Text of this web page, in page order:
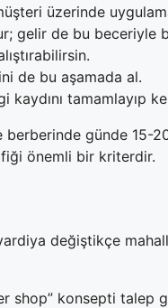
üzerinde
gelir de bu beceriyle
de bu aşamada al.
kaydını tamamlayıp
berberinde günde 15-
önemli bir kriterdir.
değiştikçe
shop” konsepti talep